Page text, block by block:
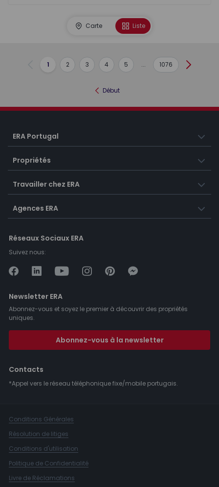
Carte Liste
Précédent
1 2 3 4 5 ... 1076 Suivant
Début
ERA Portugal
Propriétés
Travailler chez ERA
Agences ERA
Réseaux Sociaux ERA
Suivez nous:
Newsletter ERA
Abonnez-vous et soyez le premier à découvrir des propriétés
uniques.
Abonnez-vous à la newsletter
Contacts
*Appel vers le réseau téléphonique fixe/mobile portugais.
Conditions Générales
Résolution de litiges
Conditions d'utilisation
Politique de Confidentialité
Livre de Réclamations